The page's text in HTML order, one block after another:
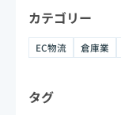
カテゴリー
EC物流 倉庫業
タグ